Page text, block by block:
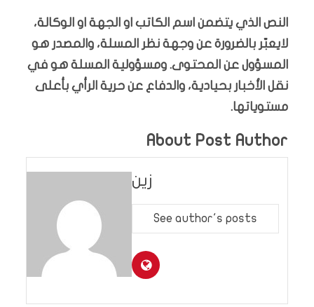
النص الذي يتضمن اسم الكاتب او الجهة او الوكالة،
لايعبّر بالضرورة عن وجهة نظر المسلة، والمصدر هو
المسؤول عن المحتوى. ومسؤولية المسلة هو في
نقل الأخبار بحيادية، والدفاع عن حرية الرأي بأعلى
مستوياتها.
About Post Author
زين
See author's posts